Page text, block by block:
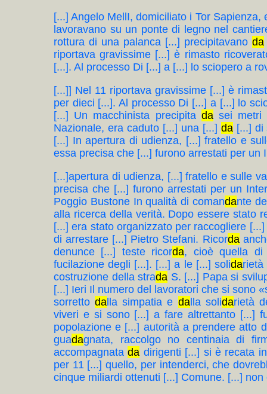
[...] Angelo MellI, domiciliato i Tor
lavoravano su un ponte di legno nel
rottura di una palanca [...] precipitavano da
riportava gravissime [...] è rimasto
[...]. Al processo Di [...] a [...] lo sciopero a
[...]] Nel 11 riportava gravissime [...] è
per dieci [...]. Al processo Di [...] a [...] lo
[...] Un macchinista precipita dasei metri
Nazionale, era caduto [...] una [...] da[...] di
[...] In apertura di udienza, [...] fratello e
essa precisa che [...] furono arrestati per un
[...]apertura di udienza, [...] fratello e sulle
precisa che [...] furono arrestati per un
Poggio Bustone In qualità di comandante
alla ricerca della verità. Dopo essere stato
[...] era stato organizzato per raccogliere
di arrestare [...] Pietro Stefani. Ricorda
denunce [...] teste ricorda, cioè quella di
fucilazione degli [...]. [...] a le [...] solidarietà
costruzione della strada S. [...] Papa si
[...] Ieri Il numero del lavoratori che si sono
sorrettoda lla simpatia e dalla solidarietà
viveri e si sono [...] a fare altrettanto [...]
popolazione e [...] autorità a prendere
guadagnata, raccolgo no centinaia di
accompagnatada dirigenti [...] si è recata
per 11 [...] quello, per intenderci, che
cinque miliardi ottenuti [...] Comune. [...] non